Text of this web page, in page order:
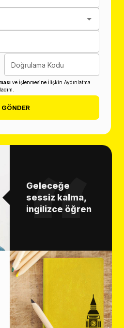
Doğrulama Kodu
ve İşlenmesine İlişkin Aydınlatma
GÖNDER
Geleceğe
sessiz kalma,
ingilizce öğren